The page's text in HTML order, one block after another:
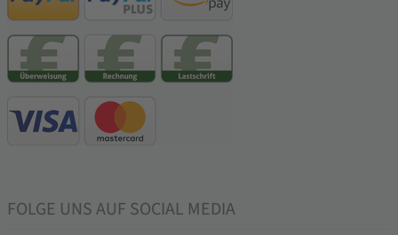
FOLGE UNS AUF SOCIAL MEDIA